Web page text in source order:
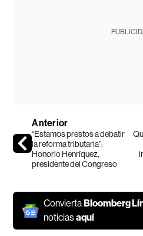
Anterior
“Estamos prestos a debatir
la reforma tributaria”:
Honorio Henríquez,
presidente del Congreso
ConviertaBloomberg
noticiasaquí